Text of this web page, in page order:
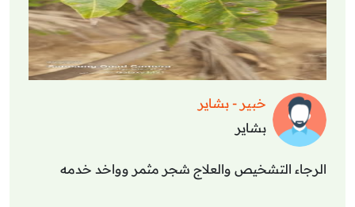
خبير - بشاير
بشاير
الرجاء التشخيص والعلاج شجر مثمر وواخد خدمه